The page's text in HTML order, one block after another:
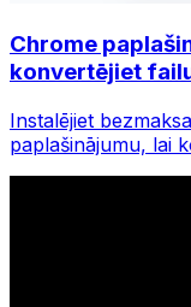
Chrome
konvertējiet
Instalējiet
paplašinājumu, lai